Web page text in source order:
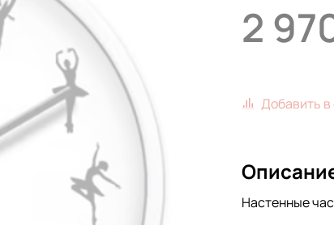
2
Добавить
Настенные